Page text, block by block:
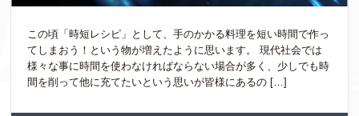
この頃「時短レシピ」として、手のかかる料理を短い時間で作っ
てしまおう！という物が増えたように思います。 現代社会では
様々な事に時間を使わなければならない場合が多く、少しでも時
間を削って他に充てたいという思いが皆様にあるの […]